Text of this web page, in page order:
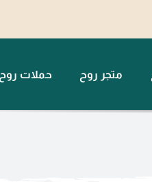
متجر روح حملات روح